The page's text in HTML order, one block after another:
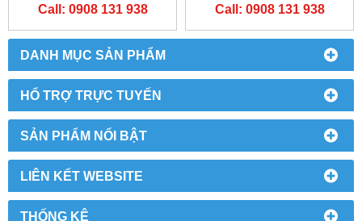
DANH MỤC SẢN PHẨM
HỔ TRỢ TRỰC TUYẾN
SẢN PHẨM NỔI BẬT
LIÊN KẾT WEBSITE
THỐNG KÊ
Call: 0908 131 938 Call: 0908 131 938